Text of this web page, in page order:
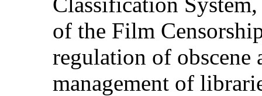
of the Film
regulation of obscene
management of